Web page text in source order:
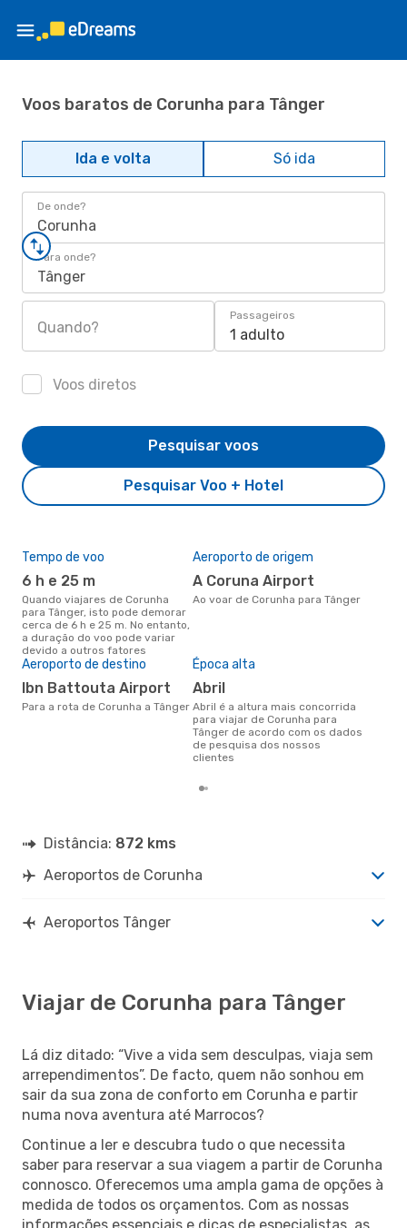
Voos baratos de Corunha para Tânger
Ida e volta Só ida
De onde?
Corunha
Para onde?
Tânger
Quando?
Passageiros
1 adulto
Voos diretos
Pesquisar Voo + Hotel
Pesquisar voos
Tempo de voo
6 h e 25 m
Quando viajares de Corunha
para Tânger, isto pode demorar
cerca de 6 h e 25 m. No entanto,
a duração do voo pode variar
devido a outros fatores
Aeroporto de origem
A Coruna Airport
Ao voar de Corunha para Tânger
Aeroporto de destino
Ibn Battouta Airport
Para a rota de Corunha a Tânger
Época alta
abril
abril é a altura mais concorrida
para viajar de Corunha para
Tânger de acordo com os dados
de pesquisa dos nossos
clientes
Distância: 872 kms
Aeroportos de Corunha
Aeroportos Tânger
Viajar de Corunha para Tânger
Lá diz ditado: “Vive a vida sem desculpas, viaja sem
arrependimentos”. De facto, quem não sonhou em
sair da sua zona de conforto em Corunha e partir
numa nova aventura até Marrocos?
Continue a ler e descubra tudo o que necessita
saber para reservar a sua viagem a partir de Corunha
connosco. Oferecemos uma ampla gama de opções à
medida de todos os orçamentos. Com as nossas